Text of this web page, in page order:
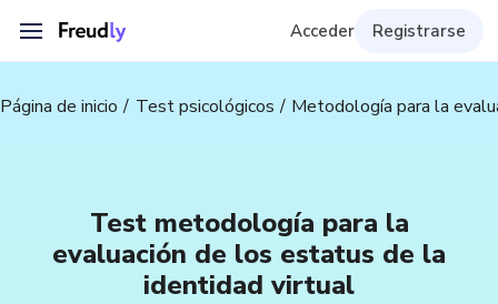
Acceder Registrarse
Página de inicio Test psicológicos Metodología para la
Test metodología para la
evaluación de los estatus de la
identidad virtual